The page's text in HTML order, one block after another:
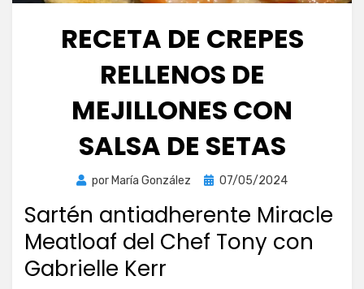
RECETA DE CREPES
RELLENOS DE
MEJILLONES CON
SALSA DE SETAS
por María González
Publicada
07/05/2024
Sartén antiadherente Miracle
Meatloaf del Chef Tony con
Gabrielle Kerr